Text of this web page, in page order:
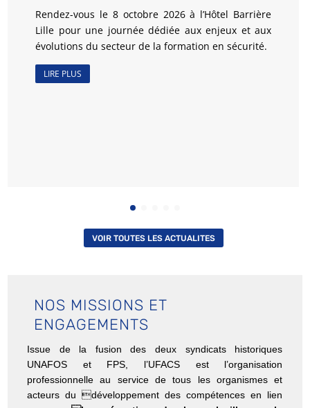
Rendez-vous le 8 octobre 2026 à l’Hôtel Barrière
Lille pour une journée dédiée aux enjeux et aux
évolutions du secteur de la formation en sécurité.
LIRE PLUS
VOIR TOUTES LES ACTUALITES
NOS MISSIONS ET
ENGAGEMENTS
Issue de la fusion des deux syndicats historiques
UNAFOS et FPS, l’UFACS est l’organisation
professionnelle au service de tous les organismes et
acteurs du développement des compétences en lien